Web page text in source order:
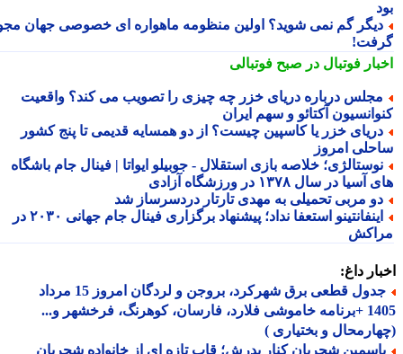
گم نمی شوید؟ اولین منظومه ماهواره ای خصوصی جهان مجوز
فوتبال در صبح فوتبالی
درباره دریای خزر چه چیزی را تصویب می کند؟ واقعیت
آکتائو و سهم ایران
خزر یا کاسپین چیست؟ از دو همسایه قدیمی تا پنج کشور
امروز
خلاصه بازی استقلال - جوبیلو ایواتا | فینال جام باشگاه
در سال ۱۳۷۸ در ورزشگاه آزادی
مربی تحمیلی به مهدی تارتار دردسرساز شد
اینفانتینو استعفا نداد؛ پیشنهاد برگزاری فینال جام جهانی ۲۰۳۰ در
داغ:
جدول قطعی برق شهرکرد، بروجن و لردگان امروز 15 مرداد
1405 +برنامه خاموشی فلارد، فارسان، کوهرنگ، فرخشهر و...
و بختیاری )
شجریان کنار پدرش؛ قاب تازه ای از خانواده شجریان